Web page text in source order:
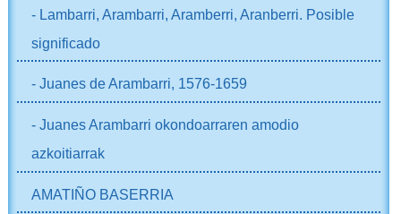
- Lambarri, Arambarri, Aramberri, Aranberri. Posible
significado
- Juanes de Arambarri, 1576-1659
- Juanes Arambarri okondoarraren amodio
azkoitiarrak
AMATIÑO BASERRIA